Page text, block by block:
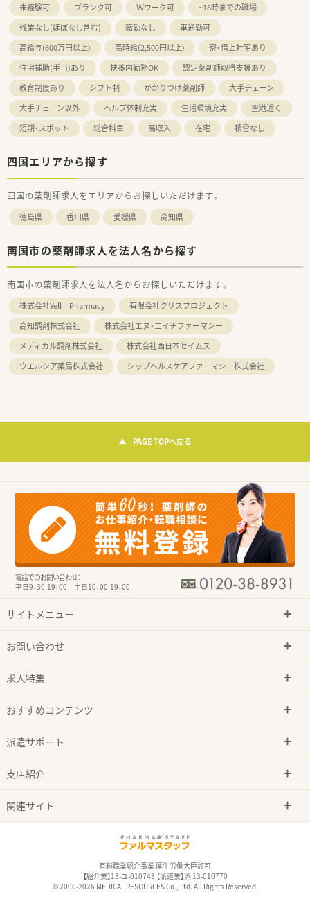
未経験可
ブランク可 Ｗワーク可
~18時までの職場
残業なし(ほぼなし含む)
転勤なし
車通勤可
高給与(600万円以上)
高時給(2,500円以上)
寮・借上社宅あり
住宅補助(手当)あり
扶養内勤務OK
認定薬剤師取得支援あり
教育制度あり
シフト制 かかりつけ薬剤師
大手チェーン
大手チェーン以外
ヘルプ体制充実 生活環境充実
空港近く
短期・スポット
総合科目 高収入 在宅 積雪なし
四国エリアから探す
四国の薬剤師求人をエリアからお探しいただけます。
徳島県 香川県 愛媛県 高知県
南国市の薬剤師求人を法人名から探す
南国市の薬剤師求人を法人名からお探しいただけます。
株式会社Yell Pharmacy
有限会社クリスプロジェクト
高知調剤株式会社
株式会社エヌ・エイチファーマシー
メディカル調剤株式会社
株式会社西日本セイムス
ウエルシア薬局株式会社
シップヘルスケアファーマシー株式会社
PAGE TOPへ戻る
電話でのお問い合わせ：
平日9：30-19：00 土日10：00-19：00
サイトメニュー
お問い合わせ
求人特集
おすすめコンテンツ
派遣サポート
支店紹介
関連サイト
有料職業紹介事業 厚生労働大臣許可
【紹介業】13-ユ-010743 【派遣業】派 13-010770
© 2000-2026 MEDICAL RESOURCES Co., Ltd. All Rights Reserved.